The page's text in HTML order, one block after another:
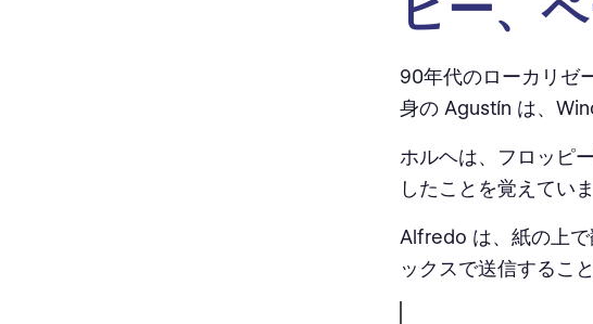
90年代のローカリゼ
身の Agustín は、
ホルヘは、フロッピ
したことを覚えていま
Alfredo は、紙の上
ックスで送信するこ